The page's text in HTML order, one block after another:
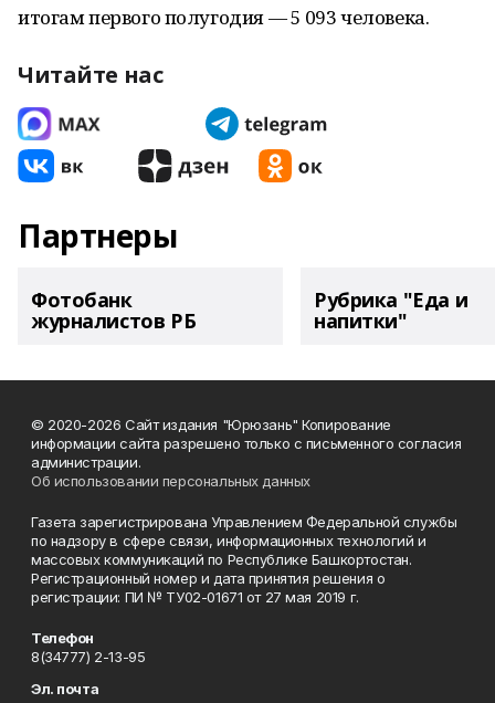
итогам первого полугодия — 5 093 человека.
Читайте нас
Партнеры
Фотобанк
журналистов РБ
Рубрика "Еда и
напитки"
© 2020-2026 Сайт издания "Юрюзань" Копирование
информации сайта разрешено только с письменного согласия
администрации.
Об использовании персональных данных
Газета зарегистрирована Управлением Федеральной службы
по надзору в сфере связи, информационных технологий и
массовых коммуникаций по Республике Башкортостан.
Регистрационный номер и дата принятия решения о
регистрации: ПИ № ТУ02-01671 от 27 мая 2019 г.
Телефон
8(34777) 2-13-95
Эл. почта